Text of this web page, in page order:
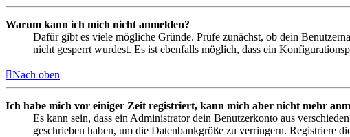
Warum kann ich mich nicht anmelden?
Dafür gibt es viele mögliche Gründe. Prüfe zunächst, ob dein
nicht gesperrt wurdest. Es ist ebenfalls möglich, dass ein
Nach oben
Ich habe mich vor einiger Zeit registriert, kann mich aber nicht mehr
Es kann sein, dass ein Administrator dein Benutzerkonto aus
geschrieben haben, um die Datenbankgröße zu verringern. Registriere